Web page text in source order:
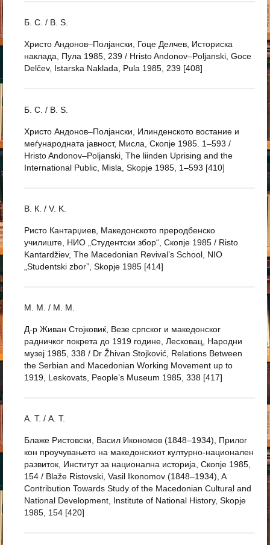
Б. С. / B. S.
Христо Андонов–Полјански, Гоце Делчев, Историска
наклада, Пула 1985, 239 / Hristo Andonov–Poljanski, Goce
Delčev, Istarska Naklada, Pula 1985, 239 [408]
Б. С. / B. S.
Христо Андонов–Полјански, Илинденското востание и
меѓународната јавност, Мисла, Скопје 1985. 1–593 /
Hristo Andonov–Poljanski, The liinden Uprising and the
International Public, Misla, Skopje 1985, 1–593 [410]
В. К. / V. K.
Ристо Кантарџиев, Македонското преродбенско
училиште, НИО „Студентски збор“, Скопје 1985 / Risto
Kantardžiev, The Macedonian Revival’s School, NIO
„Studentski zbor”, Skopje 1985 [414]
М. М. / M. M.
Д-р Живан Стојковиќ, Везе српског и македонског
радничког покрета до 1919 године, Лесковац, Народни
музеј 1985, 338 / Dr Žhivan Stojković, Relations Between
the Serbian and Macedonian Working Movement up to
1919, Leskovats, People’s Museum 1985, 338 [417]
А. Т. / A. T.
Блаже Ристовски, Васил Икономов (1848–1934), Прилог
кон проучувањето на македонскиот културно-национален
развиток, Институт за национална историја, Скопје 1985,
154 / Blaže Ristovski, Vasil Ikonomov (1848–1934), A
Contribution Towards Study of the Macedonian Cultural and
National Development, Institute of National History, Skopje
1985, 154 [420]